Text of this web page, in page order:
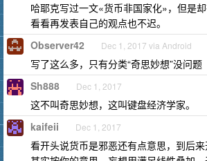
哈耶克写过一文«货币非国家化»，但是
看看再发表自己的观点也不迟。
Observer42 Dec 1, 2017 via Android
写了这么多，只有分类“奇思妙想”没问题
Sh888 Dec 1, 2017
这不叫奇思妙想，这叫键盘经济学家。
kaifeii Dec 1, 2017
看开头说货币是邪恶还有点意思，到后来